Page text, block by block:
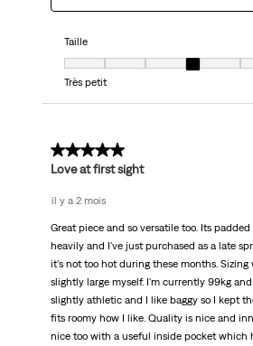
Taille
Très petit
5 sur 5 étoiles.
Love at first sight
il y a 2 mois
Great piece and so versatile too. Its
heavily and I've just purchased as a late
it's not too hot during these months. Sizing
slightly large myself. I'm currently 99kg
slightly athletic and I like baggy so I kept
fits roomy how I like. Quality is nice and
nice too with a useful inside pocket which